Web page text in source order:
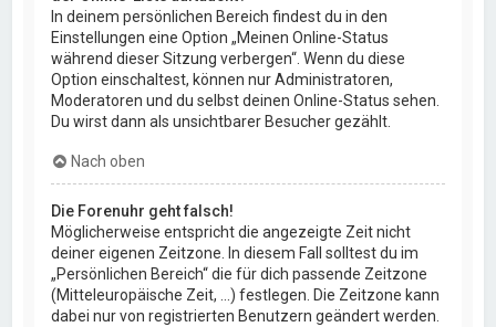
In deinem persönlichen Bereich findest du in den
Einstellungen eine Option „Meinen Online-Status
während dieser Sitzung verbergen“. Wenn du diese
Option einschaltest, können nur Administratoren,
Moderatoren und du selbst deinen Online-Status sehen.
Du wirst dann als unsichtbarer Besucher gezählt.
Nach oben
Die Forenuhr geht falsch!
Möglicherweise entspricht die angezeigte Zeit nicht
deiner eigenen Zeitzone. In diesem Fall solltest du im
„Persönlichen Bereich“ die für dich passende Zeitzone
(Mitteleuropäische Zeit, ...) festlegen. Die Zeitzone kann
dabei nur von registrierten Benutzern geändert werden.